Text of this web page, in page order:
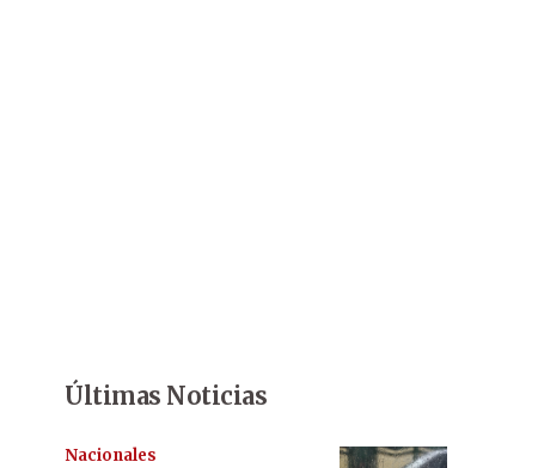
Últimas Noticias
Nacionales